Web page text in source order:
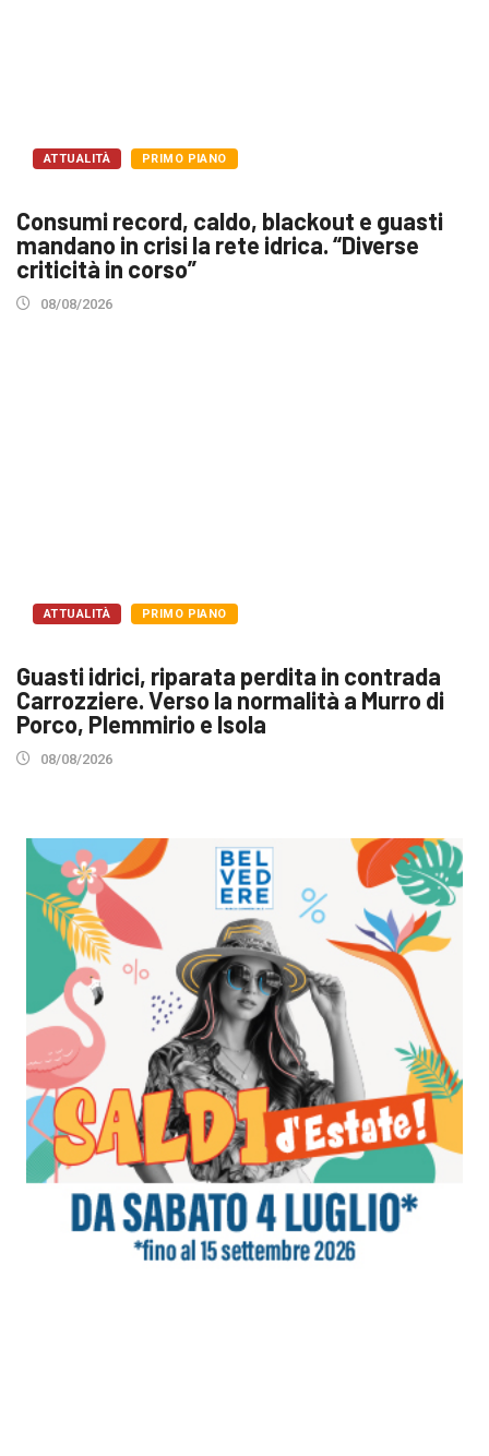
ATTUALITÀ PRIMO PIANO
Consumi record, caldo, blackout e guasti
mandano in crisi la rete idrica. “Diverse
criticità in corso”
08/08/2026
ATTUALITÀ PRIMO PIANO
Guasti idrici, riparata perdita in contrada
Carrozziere. Verso la normalità a Murro di
Porco, Plemmirio e Isola
08/08/2026